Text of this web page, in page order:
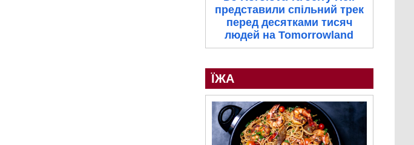
представили спільний трек
перед десятками тисяч
людей на Tomorrowland
ЇЖА